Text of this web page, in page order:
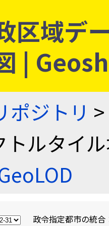
区域デ
|
ポジトリ >
トルタイ
政令指定都市の統